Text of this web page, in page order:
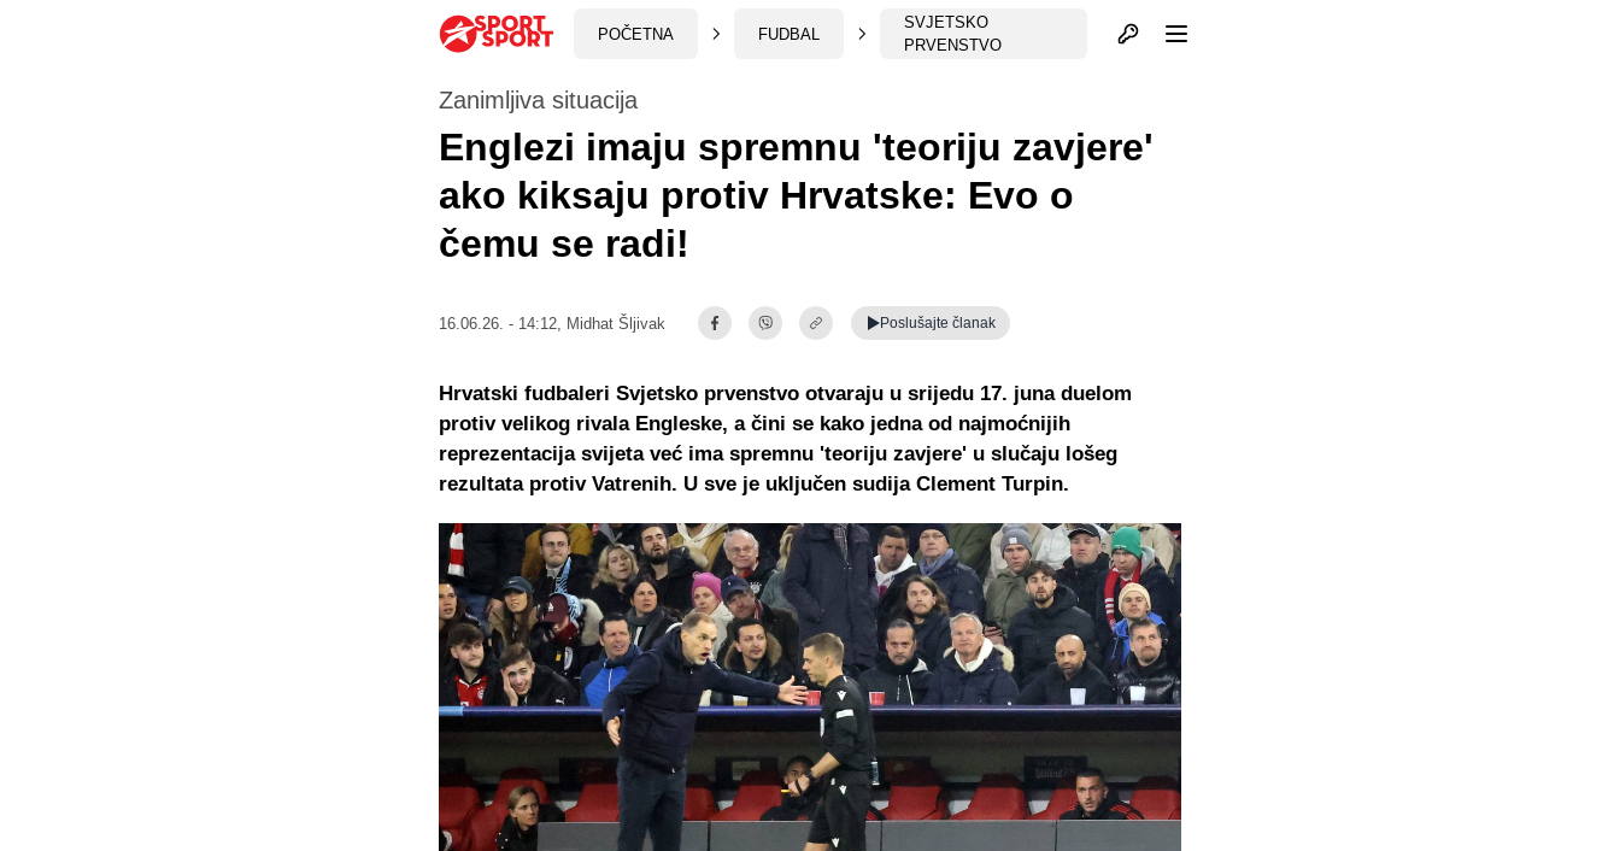
POČETNA FUDBAL
SVJETSKO
PRVENSTVO
Otvori profil
Zanimljiva situacija
Englezi imaju spremnu 'teoriju zavjere'
ako kiksaju protiv Hrvatske: Evo o
čemu se radi!
16.06.26. - 14:12, Midhat Šljivak Poslušajte članak
Hrvatski fudbaleri Svjetsko prvenstvo otvaraju u srijedu 17. juna duelom
protiv velikog rivala Engleske, a čini se kako jedna od najmoćnijih
reprezentacija svijeta već ima spremnu 'teoriju zavjere' u slučaju lošeg
rezultata protiv Vatrenih. U sve je uključen sudija Clement Turpin.